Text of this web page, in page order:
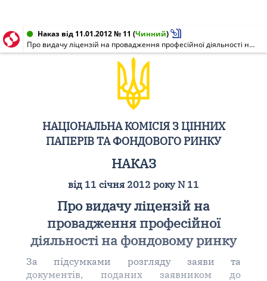
Наказ від 11.01.2012 № 11 (Чинний)
Про видачу ліцензій на провадження професійної діяльності на фондовому ринку
НАЦІОНАЛЬНА КОМІСІЯ З ЦІННИХ
ПАПЕРІВ ТА ФОНДОВОГО РИНКУ
НАКАЗ
від 11 січня 2012 року N 11
Про видачу ліцензій на
провадження професійної
діяльності на фондовому ринку
За підсумками розгляду заяви та
документів, поданих заявником до